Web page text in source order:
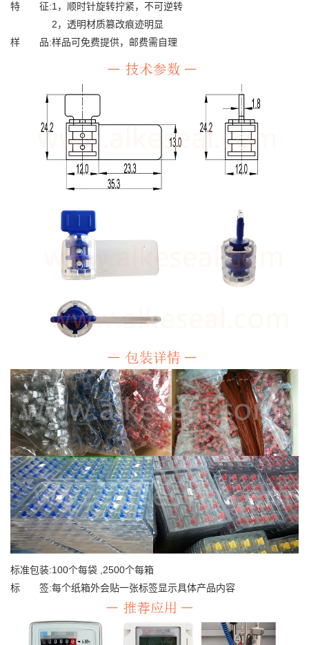
特 征:1，顺时针旋转拧紧，不可逆转
2，透明材质篡改痕迹明显
样 品:样品可免费提供，邮费需自理
标准包装:100个每袋 ,2500个每箱
标 签:每个纸箱外会贴一张标签显示具体产品内容